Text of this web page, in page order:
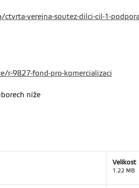
verejna-soutez-dilci-cil-1-
r-9827-fond-pro-komercializaci
níže
Velikost
1.22 MB